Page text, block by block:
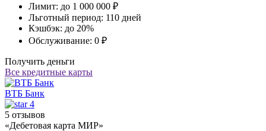
Лимит: до 1 000 000 ₽
Льготный период: 110 дней
Кэшбэк: до 20%
Обслуживание: 0 ₽
Получить деньги
Все кредитные карты
ВТБ Банк
4
5 отзывов
«Дебетовая карта МИР»